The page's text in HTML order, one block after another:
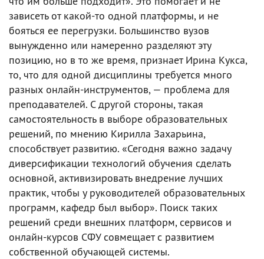
зависеть от какой-то одной платформы, и не
бояться ее перегрузки. Большинство вузов
вынужденно или намеренно разделяют эту
позицию, но в то же время, признает Ирина Кукса,
то, что для одной дисциплины требуется много
разных онлайн-инструментов, — проблема для
преподавателей. С другой стороны, такая
самостоятельность в выборе образовательных
решений, по мнению Кирилла Захарьина,
способствует развитию. «Сегодня важно задачу
диверсификации технологий обучения сделать
основной, активизировать внедрение лучших
практик, чтобы у руководителей образовательных
программ, кафедр был выбор». Поиск таких
решений среди внешних платформ, сервисов и
онлайн-курсов СФУ совмещает с развитием
собственной обучающей системы.